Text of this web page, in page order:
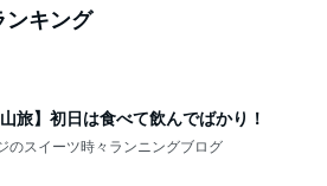
ンキング
山旅】初日は食べて飲んでばかり！
のスイーツ時々ランニングブログ